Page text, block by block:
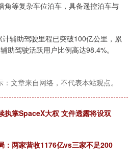
角等复杂车位泊车，具备遥控泊车与
辅助驾驶里程已突破100亿公里，累
助驾驶活跃用户比例高达98.4%。
：文章来自网络，不代表本站观点。
执掌SpaceX大权 文件透露将设双
：两家营收1176亿vs三家不足200